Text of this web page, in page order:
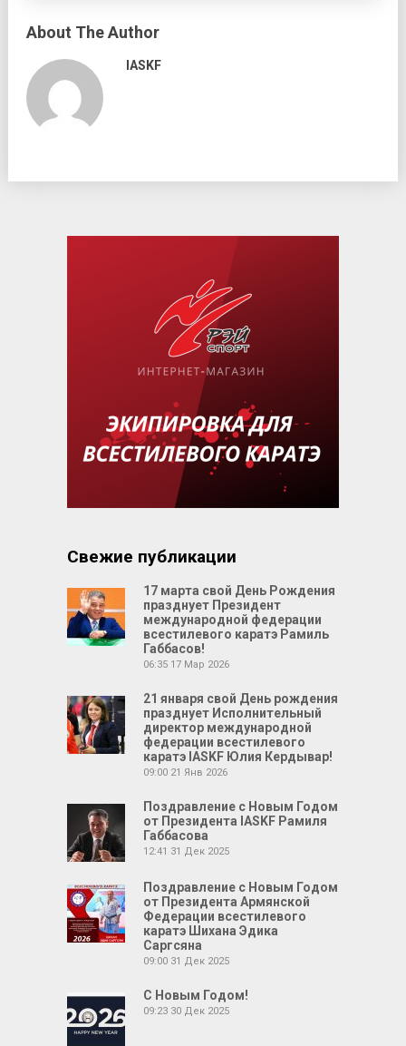
About The Author
IASKF
Свежие публикации
17 марта свой День Рождения
празднует Президент
международной федерации
всестилевого каратэ Рамиль
Габбасов!
06:35 17 Мар 2026
21 января свой День рождения
празднует Исполнительный
директор международной
федерации всестилевого
каратэ IASKF Юлия Кердывар!
09:00 21 Янв 2026
Поздравление с Новым Годом
от Президента IASKF Рамиля
Габбасова
12:41 31 Дек 2025
Поздравление с Новым Годом
от Президента Армянской
Федерации всестилевого
каратэ Шихана Эдика
Саргсяна
09:00 31 Дек 2025
С Новым Годом!
09:23 30 Дек 2025